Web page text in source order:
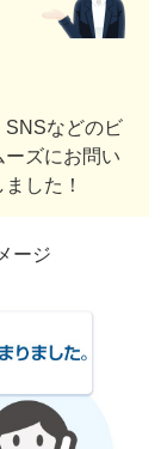
SNSなどのビ
ズにお問い
した！
ージ